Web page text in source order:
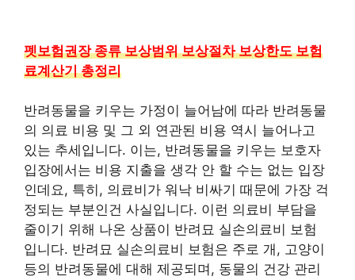
펫보험권장 종류 보상범위 보상절차 보상한도 보험
료계산기 총정리
반려동물을 키우는 가정이 늘어남에 따라 반려동물
의 의료 비용 및 그 외 연관된 비용 역시 늘어나고
있는 추세입니다. 이는, 반려동물을 키우는 보호자
입장에서는 비용 지출을 생각 안 할 수는 없는 입장
인데요, 특히, 의료비가 워낙 비싸기 때문에 가장 걱
정되는 부분인건 사실입니다. 이런 의료비 부담을
줄이기 위해 나온 상품이 반려묘 실손의료비 보험
입니다. 반려묘 실손의료비 보험은 주로 개, 고양이
등의 반려동물에 대해 제공되며, 동물의 건강 관리